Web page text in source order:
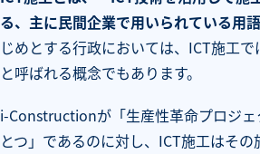
る、主に民間企業で用いられている用
じめとする行政においては、ICT施工で
と呼ばれる概念でもあります。
i-Constructionが「生産性革命プロジ
とつ」であるのに対し、ICT施工はそ